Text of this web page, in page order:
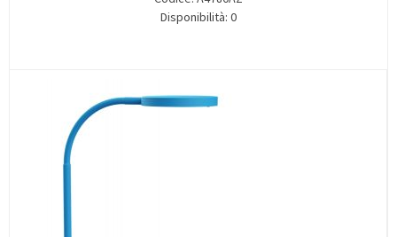
Disponibilità: 0